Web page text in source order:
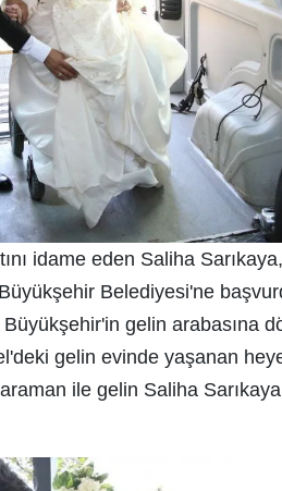
idame eden Saliha
Belediyesi'ne
gelin arabasına
gelin evinde yaşanan
ile gelin Saliha